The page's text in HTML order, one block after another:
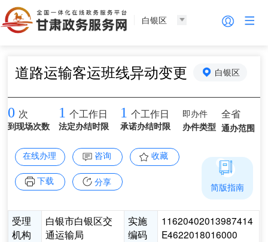
白银区
道路运输客运班线异动变更 白银区
0 次
到现场次数
1 个工作日
法定办结时限
1 个工作日
承诺办结时限
即办件
办件类型
全省
通办范围
在线办理 咨询 收藏
下载 分享
受理
机构
白银市白银区交
通运输局
实施
编码
11620402013987414
E4622018016000
简版指南